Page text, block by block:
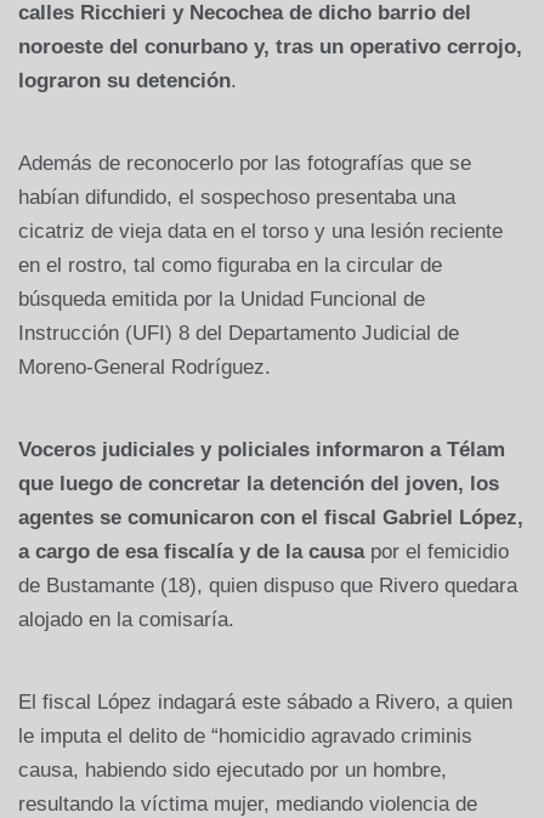
calles Ricchieri y Necochea de dicho barrio del
noroeste del conurbano y, tras un operativo cerrojo,
lograron su detención.
Además de reconocerlo por las fotografías que se
habían difundido, el sospechoso presentaba una
cicatriz de vieja data en el torso y una lesión reciente
en el rostro, tal como figuraba en la circular de
búsqueda emitida por la Unidad Funcional de
Instrucción (UFI) 8 del Departamento Judicial de
Moreno-General Rodríguez.
Voceros judiciales y policiales informaron a Télam
que luego de concretar la detención del joven, los
agentes se comunicaron con el fiscal Gabriel López,
a cargo de esa fiscalía y de la causapor el femicidio
de Bustamante (18), quien dispuso que Rivero quedara
alojado en la comisaría.
El fiscal López indagará este sábado a Rivero, a quien
le imputa el delito de “homicidio agravado criminis
causa, habiendo sido ejecutado por un hombre,
resultando la víctima mujer, mediando violencia de